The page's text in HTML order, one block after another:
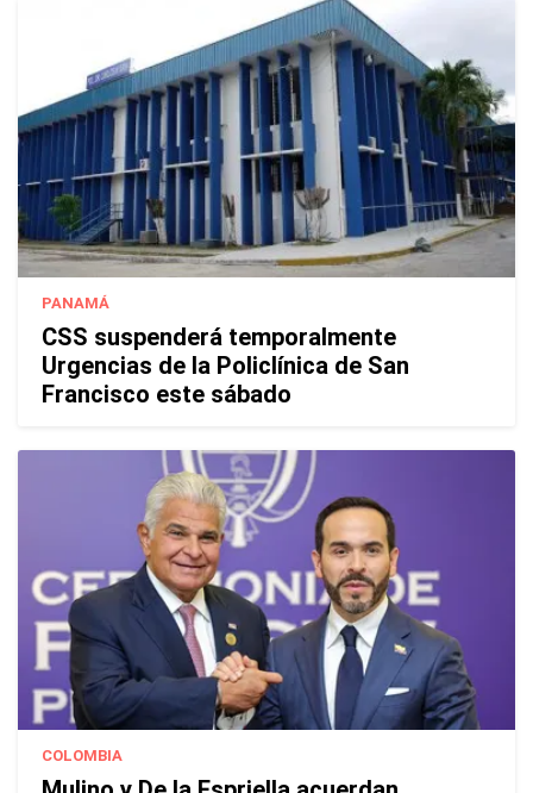
PANAMÁ
CSS suspenderá temporalmente
Urgencias de la Policlínica de San
Francisco este sábado
COLOMBIA